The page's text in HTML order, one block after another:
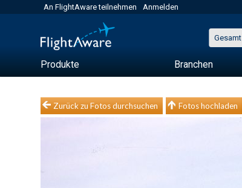
An FlightAware teilnehmen Anmelden
Gesamt
Produkte Branchen
Zurück zu Fotos durchsuchen Fotos hochladen